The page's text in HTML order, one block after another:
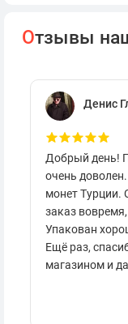
Отзывы
Денис
Добрый день!
очень
монет Турции.
заказ
Упакован
Ещё раз,
магазином и